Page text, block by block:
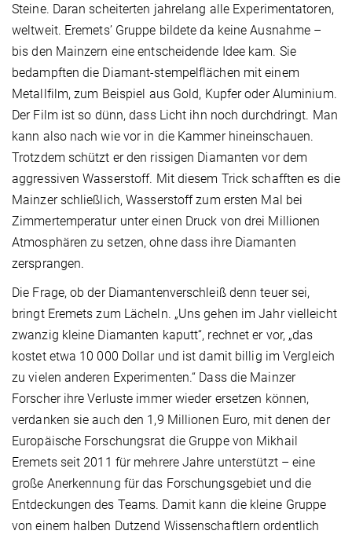
Steine. Daran scheiterten jahrelang alle Experimentatoren,
weltweit. Eremets’ Gruppe bildete da keine Ausnahme –
bis den Mainzern eine entscheidende Idee kam. Sie
bedampften die Diamant-stempelflächen mit einem
Metallfilm, zum Beispiel aus Gold, Kupfer oder Aluminium.
Der Film ist so dünn, dass Licht ihn noch durchdringt. Man
kann also nach wie vor in die Kammer hineinschauen.
Trotzdem schützt er den rissigen Diamanten vor dem
aggressiven Wasserstoff. Mit diesem Trick schafften es die
Mainzer schließlich, Wasserstoff zum ersten Mal bei
Zimmertemperatur unter einen Druck von drei Millionen
Atmosphären zu setzen, ohne dass ihre Diamanten
zersprangen.
Die Frage, ob der Diamantenverschleiß denn teuer sei,
bringt Eremets zum Lächeln. „Uns gehen im Jahr vielleicht
zwanzig kleine Diamanten kaputt“, rechnet er vor, „das
kostet etwa 10 000 Dollar und ist damit billig im Vergleich
zu vielen anderen Experimenten.“ Dass die Mainzer
Forscher ihre Verluste immer wieder ersetzen können,
verdanken sie auch den 1,9 Millionen Euro, mit denen der
Europäische Forschungsrat die Gruppe von Mikhail
Eremets seit 2011 für mehrere Jahre unterstützt – eine
große Anerkennung für das Forschungsgebiet und die
Entdeckungen des Teams. Damit kann die kleine Gruppe
von einem halben Dutzend Wissenschaftlern ordentlich